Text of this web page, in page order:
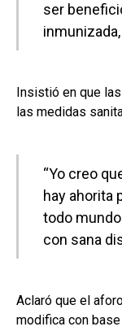
ser
Insistió en que
las medidas
“Yo creo
hay ahorita
todo
con sana
Aclaró que el
modifica con